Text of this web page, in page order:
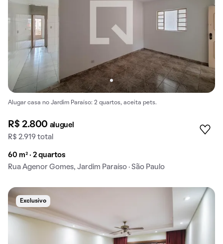
Alugar casa no Jardim Paraíso: 2 quartos, aceita pets.
R$ 2.800 aluguel
R$ 2.919 total
60 m² · 2 quartos
Rua Agenor Gomes, Jardim Paraíso · São Paulo
Exclusivo